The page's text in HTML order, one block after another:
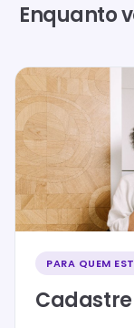
Enquanto
PARA QUEM